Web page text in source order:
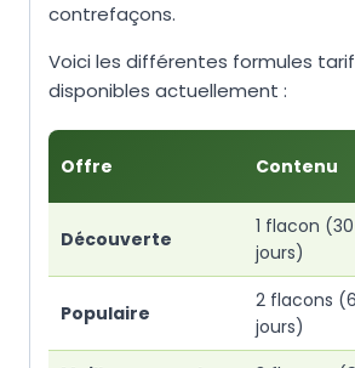
contrefaçons.
Voici les différentes formules
disponibles actuellement :
Offre Contenu
Découverte
1 flacon (30
jours)
Populaire
2 flacons
jours)